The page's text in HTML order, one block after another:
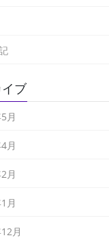
ブ
月
月
月
月
月